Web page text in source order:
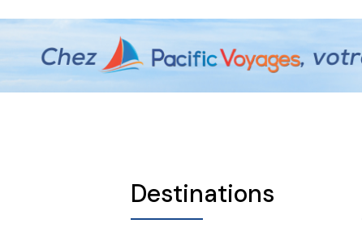
Destinations